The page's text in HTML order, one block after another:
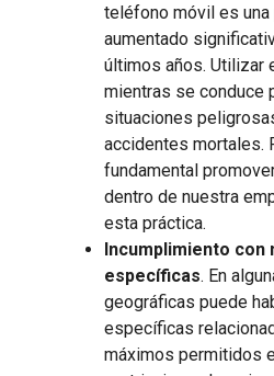
teléfono móvil es
aumentado
últimos años. Utilizar
mientras se conduce
situaciones
accidentes mortales.
fundamental
dentro de nuestra
esta práctica.
Incumplimiento con
específicas. En
geográficas puede
específicas
máximos permitidos